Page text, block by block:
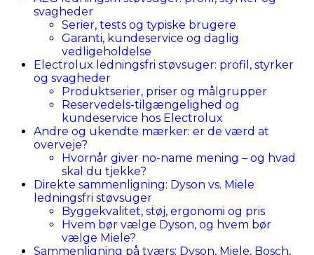
svagheder
Serier, tests og typiske brugere
Garanti, kundeservice og daglig
vedligeholdelse
Electrolux ledningsfri støvsuger: profil, styrker
og svagheder
Produktserier, priser og målgrupper
Reservedels-tilgængelighed og
kundeservice hos Electrolux
Andre og ukendte mærker: er de værd at
overveje?
Hvornår giver no-name mening – og hvad
skal du tjekke?
Direkte sammenligning: Dyson vs. Miele
ledningsfri støvsuger
Byggekvalitet, støj, ergonomi og pris
Hvem bør vælge Dyson, og hvem bør
vælge Miele?
Sammenligning på tværs: Dyson, Miele, Bosch,